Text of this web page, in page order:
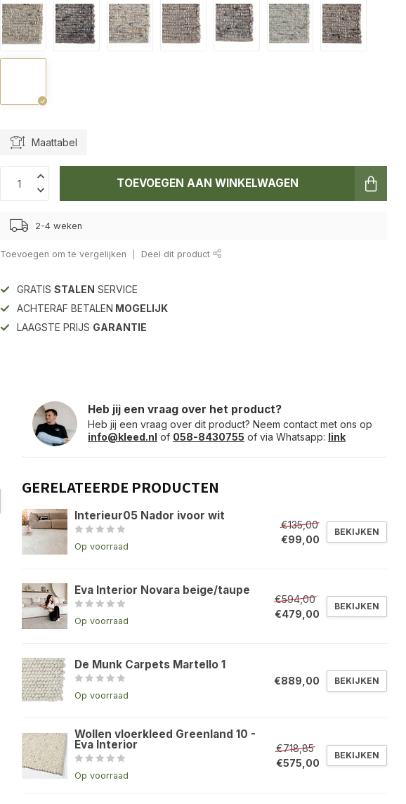
Maattabel
TOEVOEGEN AAN WINKELWAGEN
2-4 weken
Toevoegen om te vergelijken Deel dit product
GRATISSTALEN SERVICE
ACHTERAF BETALEN MOGELIJK
LAAGSTE PRIJS GARANTIE
Heb jij een vraag over het product?
Heb jij een vraag over dit product? Neem contact met ons op
info@kleed.nl of 058-8430755 of via Whatsapp: link
GERELATEERDE PRODUCTEN
Interieur05 Nador ivoor wit
Op voorraad
€135,00
€99,00
BEKIJKEN
Eva Interior Novara beige/taupe
Op voorraad
€594,00
€479,00
BEKIJKEN
De Munk Carpets Martello 1
Op voorraad
€889,00 BEKIJKEN
Wollen vloerkleed Greenland 10 -
Eva Interior
Op voorraad
€718,85
€575,00
BEKIJKEN